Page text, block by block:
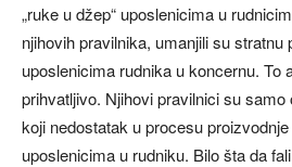
„ruke u džep“ uposlenicima u
njihovih pravilnika, umanjili su stratnu
uposlenicima rudnika u koncernu. To
prihvatljivo. Njihovi pravilnici su samo
koji nedostatak u procesu
uposlenicima u rudniku. Bilo šta da